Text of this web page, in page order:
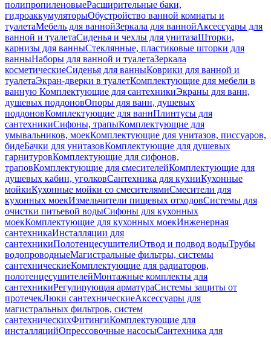
полипропиленовыеРасширительные баки,
гидроаккумуляторыОбустройство ванной комнаты и
туалетаМебель для ваннойЗеркала для ваннойАксессуары для
ванной и туалетаСиденья и чехлы для унитазаШторки,
карнизы для ванныСтеклянные, пластиковые шторки для
ванныНаборы для ванной и туалетаЗеркала
косметическиеСиденья для ванныКоврики для ванной и
туалетаЭкран-дверки в туалетКомплектующие для мебели в
ванную Комплектующие для сантехникиЭкраны для ванн,
душевых поддоновОпоры для ванн, душевых
поддоновКомплектующие для ваннПлинтусы для
сантехникиСифоны, трапыКомплектующие для
умывальников, моекКомплектующие для унитазов, писсуаров,
бидеБачки для унитазовКомплектующие для душевых
гарнитуровКомплектующие для сифонов,
траповКомплектующие для смесителейКомплектующие для
душевых кабин, уголковСантехника для кухниКухонные
мойкиКухонные мойки со смесителямиСмесители для
кухонных моекИзмельчители пищевых отходовСистемы для
очистки питьевой водыСифоны для кухонных
моекКомплектующие для кухонных моекИнженерная
сантехникаИнсталляции для
сантехникиПолотенцесушителиОтвод и подвод водыТрубы
водопроводныеМагистральные фильтры, системы
сантехническиеКомплектующие для радиаторов,
полотенцесушителейМонтажные комплекты для
сантехникиРегулирующая арматураСистемы защиты от
протечекЛюки сантехническиеАксессуары для
магистральных фильтров, систем
сантехническихФитингиКомплектующие для
инсталляцийОпрессовочные насосыСантехника для